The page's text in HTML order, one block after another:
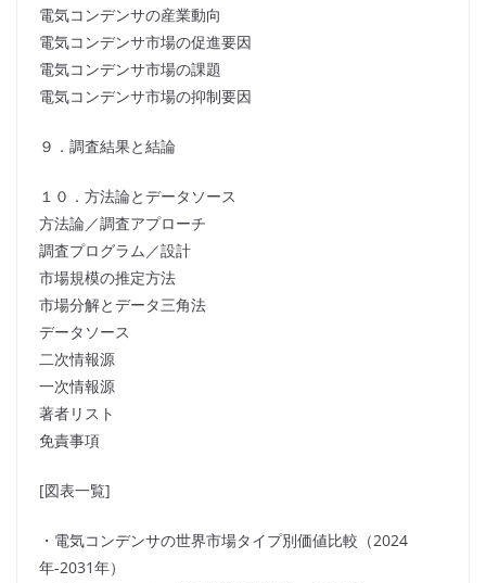
電気コンデンサの産業動向
電気コンデンサ市場の促進要因
電気コンデンサ市場の課題
電気コンデンサ市場の抑制要因
９．調査結果と結論
１０．方法論とデータソース
方法論／調査アプローチ
調査プログラム／設計
市場規模の推定方法
市場分解とデータ三角法
データソース
二次情報源
一次情報源
著者リスト
免責事項
[図表一覧]
・電気コンデンサの世界市場タイプ別価値比較（2024
年-2031年）